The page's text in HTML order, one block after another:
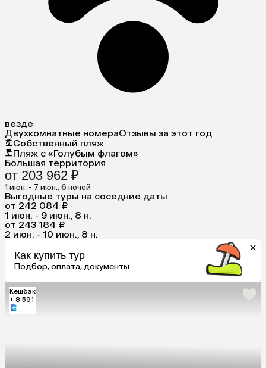
везде
Двухкомнатные номераОтзывы за этот год
Собственный пляж
Пляж с «Голубым флагом»
Большая территория
от 203 962 ₽
1 июн. - 7 июн., 6 ночей
Выгодные туры на соседние даты
от 242 084 ₽
1 июн. - 9 июн., 8 н.
от 243 184 ₽
2 июн. - 10 июн., 8 н.
Как купить тур
Подбор, оплата, документы
Кешбэк
+ 8 591